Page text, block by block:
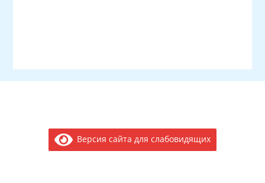
Версия сайта для слабовидящих